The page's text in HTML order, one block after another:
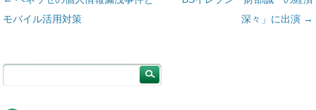
モバイル活用対策
深々」に出演 →